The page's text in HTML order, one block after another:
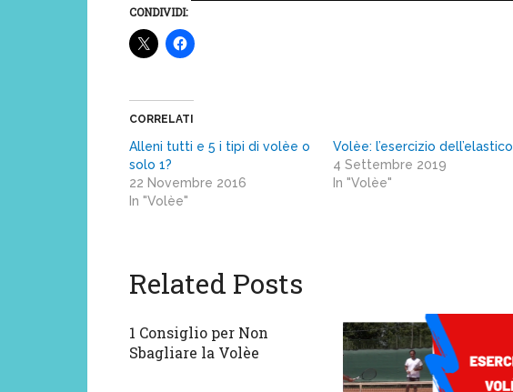
CONDIVIDI:
CORRELATI
Alleni tutti e 5 i tipi di volèe o
solo 1?
22 Novembre 2016
In "Volèe"
Volèe: l’esercizio dell’elastico
4 Settembre 2019
In "Volèe"
Related Posts
1 Consiglio per Non
Sbagliare la Volèe